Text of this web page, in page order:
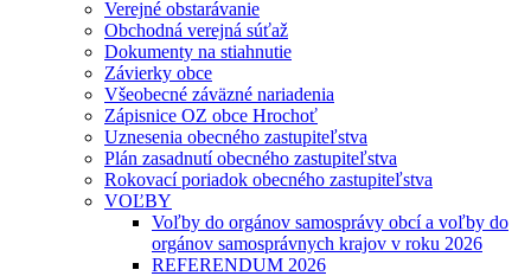
Verejné obstarávanie
Obchodná verejná súťaž
Dokumenty na stiahnutie
Závierky obce
Všeobecné záväzné nariadenia
Zápisnice OZ obce Hrochoť
Uznesenia obecného zastupiteľstva
Plán zasadnutí obecného zastupiteľstva
Rokovací poriadok obecného zastupiteľstva
VOĽBY
Voľby do orgánov samosprávy obcí a voľby do
orgánov samosprávnych krajov v roku 2026
REFERENDUM 2026